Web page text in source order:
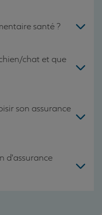
santé ?
chat et que
son assurance
d'assurance